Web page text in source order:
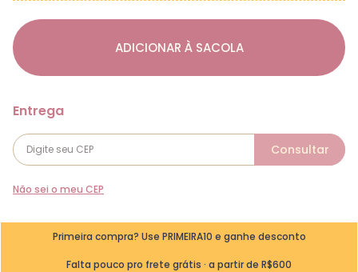
ADICIONAR À SACOLA
Não sei o meu CEP
Primeira compra? Use PRIMEIRA10 e ganhe desconto
Falta pouco pro frete grátis · a partir de R$600